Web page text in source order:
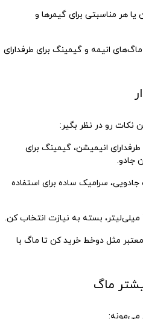
یا هر مناسبتی برای گیمرها و
انیمه و گیمینگ برای طرفدارای
نکات رو در نظر بگیر:
انیمیشن، گیمینگ برای
جادو.
جادویی، سرامیک ساده برای استفاده
مثل دوخط خرید کن تا ماگ با
ماگ
می‌مونه: